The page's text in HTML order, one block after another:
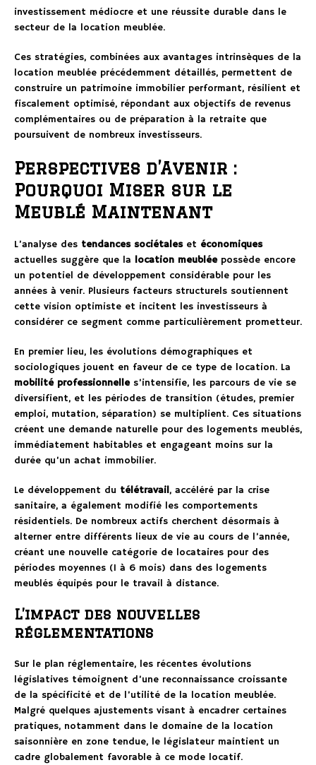
investissement médiocre et une réussite durable dans le
secteur de la location meublée.
Ces stratégies, combinées aux avantages intrinsèques de la
location meublée précédemment détaillés, permettent de
construire un patrimoine immobilier performant, résilient et
fiscalement optimisé, répondant aux objectifs de revenus
complémentaires ou de préparation à la retraite que
poursuivent de nombreux investisseurs.
Perspectives d’Avenir :
Pourquoi Miser sur le
Meublé Maintenant
L’analyse des tendances sociétaleset économiques
actuelles suggère que la location meubléepossède encore
un potentiel de développement considérable pour les
années à venir. Plusieurs facteurs structurels soutiennent
cette vision optimiste et incitent les investisseurs à
considérer ce segment comme particulièrement prometteur.
En premier lieu, les évolutions démographiques et
sociologiques jouent en faveur de ce type de location. La
mobilité professionnelles’intensifie, les parcours de vie se
diversifient, et les périodes de transition (études, premier
emploi, mutation, séparation) se multiplient. Ces situations
créent une demande naturelle pour des logements meublés,
immédiatement habitables et engageant moins sur la
durée qu’un achat immobilier.
Le développement du télétravail, accéléré par la crise
sanitaire, a également modifié les comportements
résidentiels. De nombreux actifs cherchent désormais à
alterner entre différents lieux de vie au cours de l’année,
créant une nouvelle catégorie de locataires pour des
périodes moyennes (1 à 6 mois) dans des logements
meublés équipés pour le travail à distance.
L’impact des nouvelles
réglementations
Sur le plan réglementaire, les récentes évolutions
législatives témoignent d’une reconnaissance croissante
de la spécificité et de l’utilité de la location meublée.
Malgré quelques ajustements visant à encadrer certaines
pratiques, notamment dans le domaine de la location
saisonnière en zone tendue, le législateur maintient un
cadre globalement favorable à ce mode locatif.